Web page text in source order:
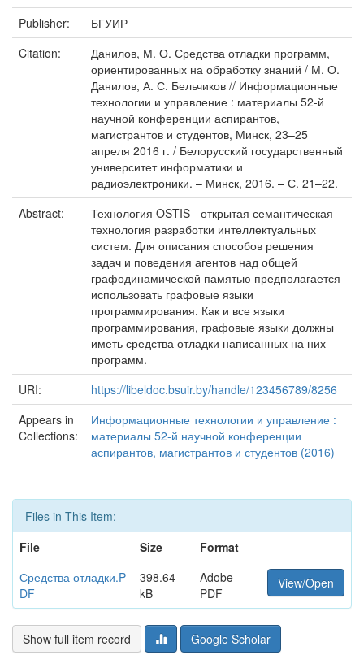
Publisher:
БГУИР
Citation:
Данилов, М. О. Средства отладки программ,
ориентированных на обработку знаний / М. О.
Данилов, А. С. Бельчиков // Информационные
технологии и управление : материалы 52-й
научной конференции аспирантов,
магистрантов и студентов, Минск, 23–25
апреля 2016 г. / Белорусский государственный
университет информатики и
радиоэлектроники. – Минск, 2016. – С. 21–22.
Abstract:
Технология OSTIS - открытая семантическая
технология разработки интеллектуальных
систем. Для описания способов решения
задач и поведения агентов над общей
графодинамической памятью предполагается
использовать графовые языки
программирования. Как и все языки
программирования, графовые языки должны
иметь средства отладки написанных на них
программ.
URI:
https://libeldoc.bsuir.by/handle/123456789/8256
Appears in
Collections:
Информационные технологии и управление :
материалы 52-й научной конференции
аспирантов, магистрантов и студентов (2016)
Files in This Item:
File
Size
Format
Средства отладки.P
DF
398.64
kB
Adobe
PDF
View/Open
Show full item record Google Scholar